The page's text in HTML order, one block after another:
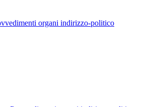
organi indirizzo-politico